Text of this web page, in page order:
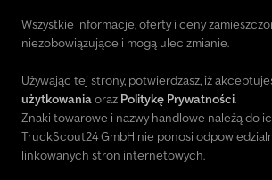
Wszystkie informacje, oferty i ceny
niezobowiązujące i mogą ulec zmianie.
Używając tej strony, potwierdzasz, iż
użytkowaniaoraz Politykę Prywatności.
Znaki towarowe i nazwy handlowe należą do
TruckScout24 GmbH nie ponosi
linkowanych stron internetowych.